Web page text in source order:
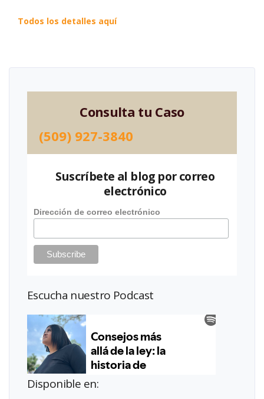
Todos los detalles aquí
Consulta tu Caso
(509) 927-3840
Suscríbete al blog por correo
electrónico
Dirección de correo electrónico
Escucha nuestro Podcast
Disponible en: